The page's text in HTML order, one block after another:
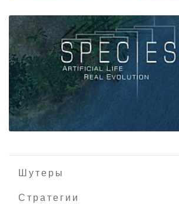
Шутеры
Стратегии